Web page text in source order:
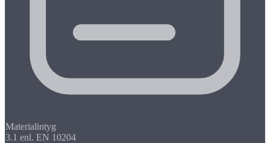
Materialintyg
3.1 enl. EN 10204